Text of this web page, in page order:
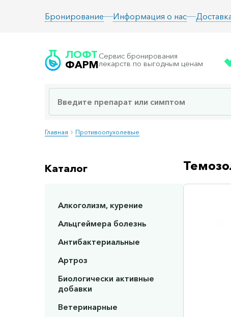
Бронирование Информация о нас
ЛОФТ
ФАРМ
Сервис бронирования
лекарств по выгодным ценам
Главная Противоопухолевые
Каталог
Алкоголизм, курение
Альцгеймера болезнь
Антибактериальные
Артроз
Биологически активные
добавки
Ветеринарные